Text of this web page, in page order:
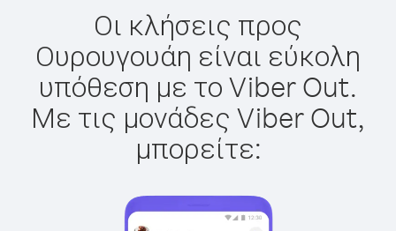
Οι κλήσεις προς
Ουρουγουάη είναι εύκολη
υπόθεση με το Viber Out.
Με τις μονάδες Viber Out,
μπορείτε: